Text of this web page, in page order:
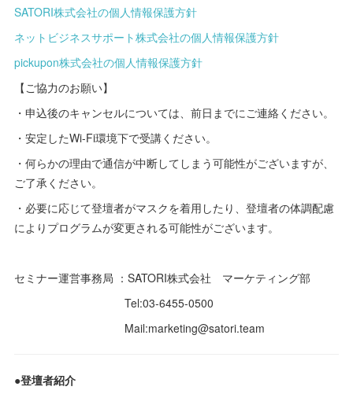
SATORI株式会社の個人情報保護方針
ネットビジネスサポート株式会社の個人情報保護方針
pickupon株式会社の個人情報保護方針
【ご協力のお願い】
・申込後のキャンセルについては、前日までにご連絡ください。
・安定したWi-Fi環境下で受講ください。
・何らかの理由で通信が中断してしまう可能性がございますが、
ご了承ください。
・必要に応じて登壇者がマスクを着用したり、登壇者の体調配慮
によりプログラムが変更される可能性がございます。
セミナー運営事務局 ：SATORI株式会社 マーケティング部
Tel:03-6455-0500
Mail:marketing@satori.team
●登壇者紹介